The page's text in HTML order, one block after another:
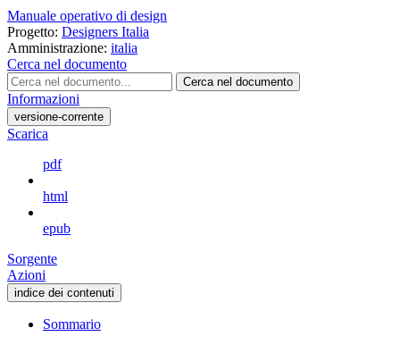
Manuale operativo di design
Progetto: Designers Italia
Amministrazione: italia
Cerca nel documento
Cerca nel documento
Informazioni
versione-corrente
Scarica
pdf
html
epub
Sorgente
Azioni
indice dei contenuti
Sommario